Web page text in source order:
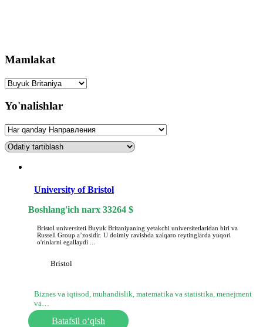
Mamlakat
Yo'nalishlar
University of Bristol
Boshlang'ich narx 33264 $
Bristol universiteti Buyuk Britaniyaning yetakchi universitetlaridan biri va
Russell Group aʼzosidir. U doimiy ravishda xalqaro reytinglarda yuqori
o'rinlarni egallaydi ...
Bristol
Biznes va iqtisod, muhandislik, matematika va statistika, menejment
va…
Batafsil o‘qish